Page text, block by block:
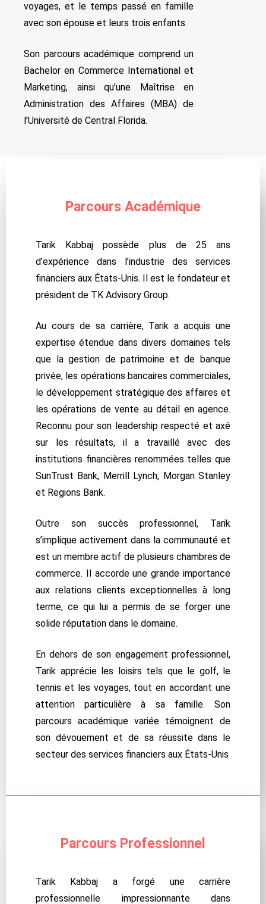
voyages, et le temps passé en famille
avec son épouse et leurs trois enfants.
Son parcours académique comprend un
Bachelor en Commerce International et
Marketing, ainsi qu’une Maîtrise en
Administration des Affaires (MBA) de
l’Université de Central Florida.
Parcours Académique
Tarik Kabbaj possède plus de 25 ans
d’expérience dans l’industrie des services
financiers aux États-Unis. Il est le fondateur et
président de TK Advisory Group.
Au cours de sa carrière, Tarik a acquis une
expertise étendue dans divers domaines tels
que la gestion de patrimoine et de banque
privée, les opérations bancaires commerciales,
le développement stratégique des affaires et
les opérations de vente au détail en agence.
Reconnu pour son leadership respecté et axé
sur les résultats, il a travaillé avec des
institutions financières renommées telles que
SunTrust Bank, Merrill Lynch, Morgan Stanley
et Regions Bank.
Outre son succès professionnel, Tarik
s’implique activement dans la communauté et
est un membre actif de plusieurs chambres de
commerce. Il accorde une grande importance
aux relations clients exceptionnelles à long
terme, ce qui lui a permis de se forger une
solide réputation dans le domaine.
En dehors de son engagement professionnel,
Tarik apprécie les loisirs tels que le golf, le
tennis et les voyages, tout en accordant une
attention particulière à sa famille. Son
parcours académique variée témoignent de
son dévouement et de sa réussite dans le
secteur des services financiers aux États-Unis
Parcours Professionnel
Tarik Kabbaj a forgé une carrière
professionnelle impressionnante dans